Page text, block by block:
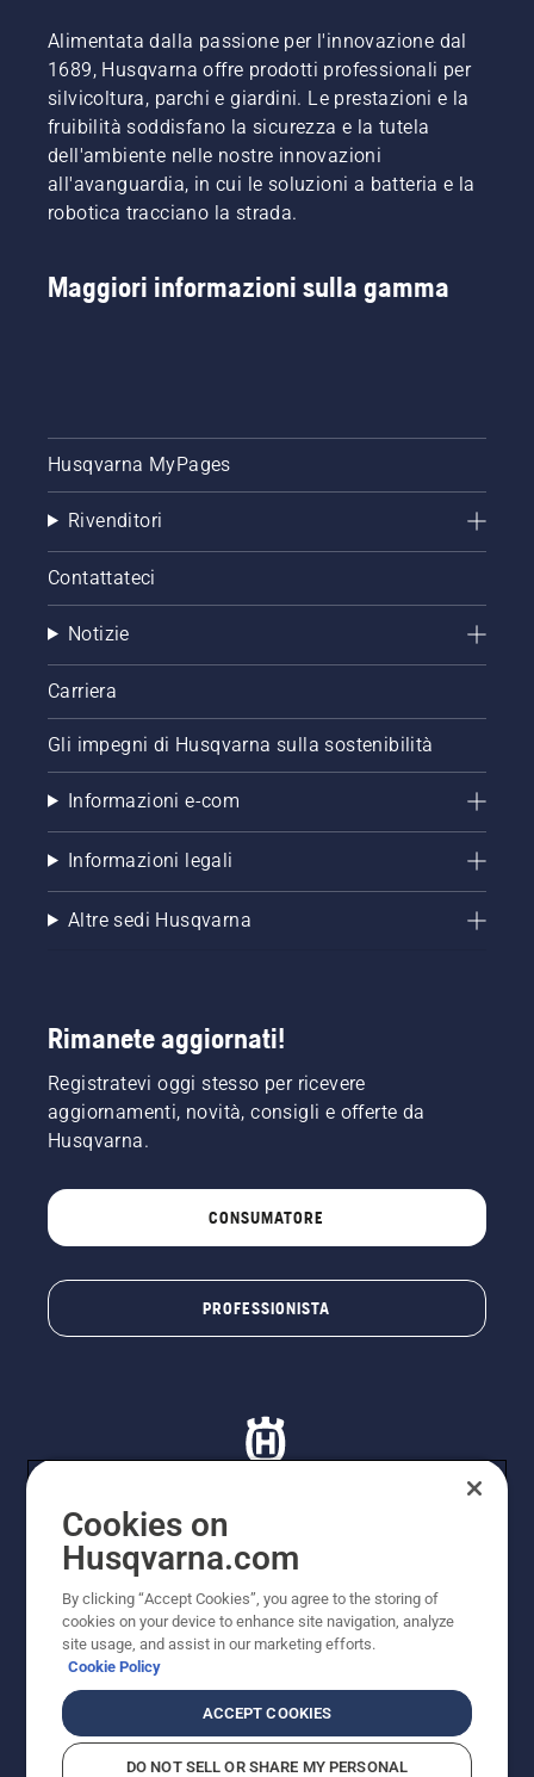
Alimentata dalla passione per l'innovazione dal
1689, Husqvarna offre prodotti professionali per
silvicoltura, parchi e giardini. Le prestazioni e la
fruibilità soddisfano la sicurezza e la tutela
dell'ambiente nelle nostre innovazioni
all'avanguardia, in cui le soluzioni a batteria e la
robotica tracciano la strada.
Maggiori informazioni sulla gamma
Husqvarna MyPages
Rivenditori
Contattateci
Notizie
Carriera
Gli impegni di Husqvarna sulla sostenibilità
Informazioni e-com
Informazioni legali
Altre sedi Husqvarna
Rimanete aggiornati!
Registratevi oggi stesso per ricevere
aggiornamenti, novità, consigli e offerte da
Husqvarna.
CONSUMATORE
PROFESSIONISTA
© Husqvarna AB (publ). Tutti i diritti riservati. I prezzi
Husqvarna Schweiz AG per i rivenditori specializzati
aderenti all’iniziativa, prezzi in CHF comprensivi di IVA
all’ 8,1% e TRA. Con riserva di modifica. Tutti i prezzi
indicati sono prezzi al dettaglio consigliati (IVA inclusa),
a meno che il prodotto non sia disponibile per l'acquisto
Informativa sui cookieTermini di utilizzo
Informativa sulla privacyRiferimentiCGVF Negozio online
Cookies on
Husqvarna.com
By clicking “Accept Cookies”, you agree to the storing of
cookies on your device to enhance site navigation, analyze
site usage, and assist in our marketing efforts.
Cookie Policy
ACCEPT COOKIES
DO NOT SELL OR SHARE MY PERSONAL